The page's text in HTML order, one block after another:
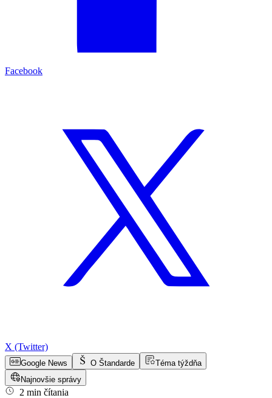
Facebook
X (Twitter)
Google News O Štandarde
Téma týždňa
Najnovšie správy
2 min čítania